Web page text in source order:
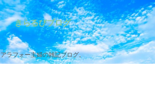
きらるびブログ
アラフォー主婦の雑記ブログ。